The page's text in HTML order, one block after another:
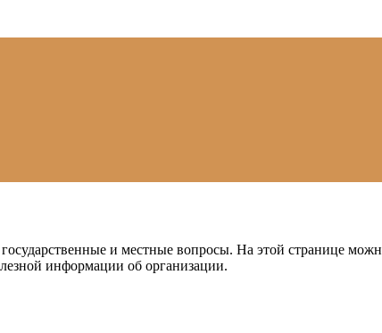
и местные вопросы. На этой странице
информации об организации.